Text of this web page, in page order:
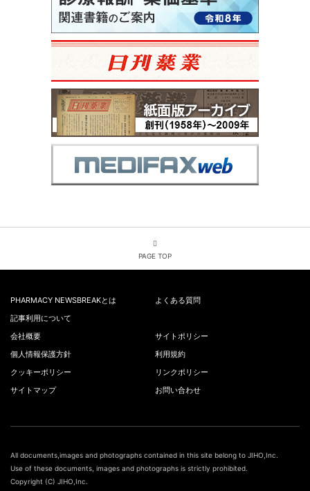
PAGE TOP
PHARMACY NEWSBREAKとは
よくある質問
記事利用について
会社概要
サイトポリシー
個人情報保護方針
利用規約
クッキーポリシー
リンクポリシー
サイトマップ
お問い合わせ
All documents,images and photographs contained in this site belong to JIHO,Inc.
Use of these documents, images and photographs is strictly prohibited.
Copyright (C) JIHO,Inc.